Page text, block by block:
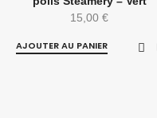
15,00 €
AJOUTER AU PANIER